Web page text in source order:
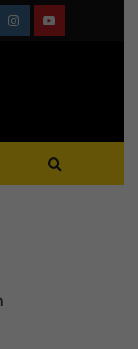
InstagramYoutube